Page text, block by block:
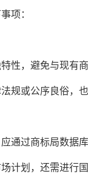
项：
，避免与现有商
或公序良俗，也
过商标局数据库
划，还需进行国